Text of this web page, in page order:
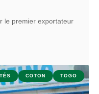
le premier exportateur
COTON TOGO